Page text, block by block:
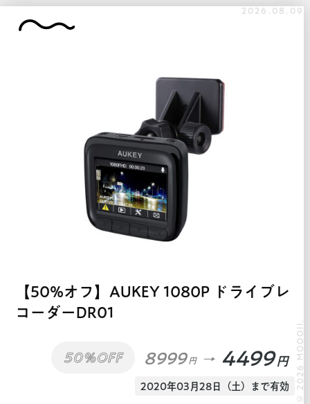
2026.08.09
【50%オフ】AUKEY 1080P ドライブレ
コーダーDR01
50%OFF 8999 円 4499 円
2020年03月28日（土）まで有効 © 2026 MOOOII.